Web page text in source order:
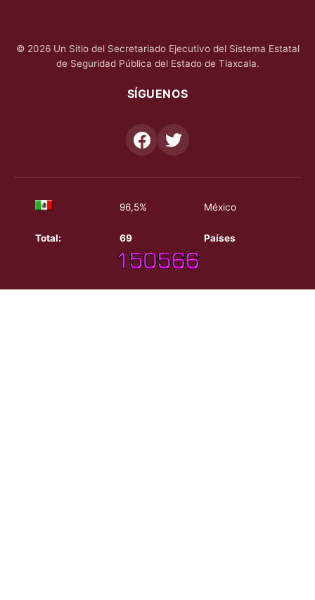
© 2026 Un Sitio del Secretariado Ejecutivo del Sistema Estatal
de Seguridad Pública del Estado de Tlaxcala.
SÍGUENOS
96,5% México
Total: 69 Países